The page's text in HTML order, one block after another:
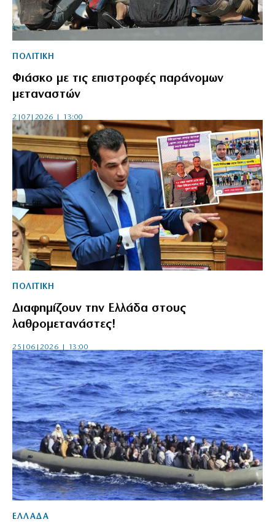
ΠΟΛΙΤΙΚΗ
Φιάσκο με τις επιστροφές παράνομων
μεταναστών
2|07|2026 | 13:00
ΠΟΛΙΤΙΚΗ
Διαφημίζουν την Ελλάδα στους
λαθρομετανάστες!
25|06|2026 | 13:00
ΕΛΛΑΔΑ